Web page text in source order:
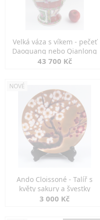
Velká váza s víkem - pečeť
Daoguang nebo Qianlong
43 700 Kč
NOVÉ
Ando Cloissoné - Talíř s
květy sakury a švestky
3 000 Kč